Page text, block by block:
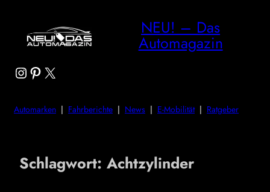
NEU! – Das
Automagazin
Instagram
Pinterest
X
Automarken | Fahrberichte | News | E-Mobilität| Ratgeber
Schlagwort: Achtzylinder